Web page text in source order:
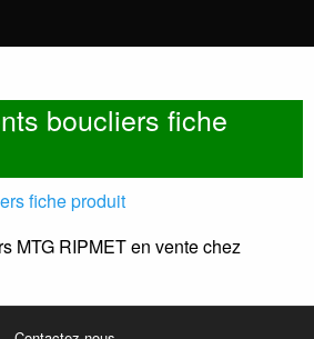
boucliers fiche
fiche produit
MTG RIPMET en vente chez